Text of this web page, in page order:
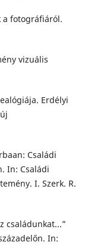
a fotográfiáról.
vizuális
Erdélyi
Családi
In: Családi
I. Szerk. R.
családunkat...”
In: